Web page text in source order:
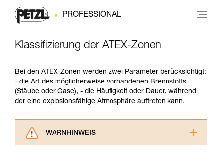
PROFESSIONAL
Klassifizierung der ATEX-Zonen
Bei den ATEX-Zonen werden zwei Parameter berücksichtigt:
- die Art des möglicherweise vorhandenen Brennstoffs
(Stäube oder Gase), - die Häufigkeit oder Dauer, während
der eine explosionsfähige Atmosphäre auftreten kann.
WARNHINWEIS